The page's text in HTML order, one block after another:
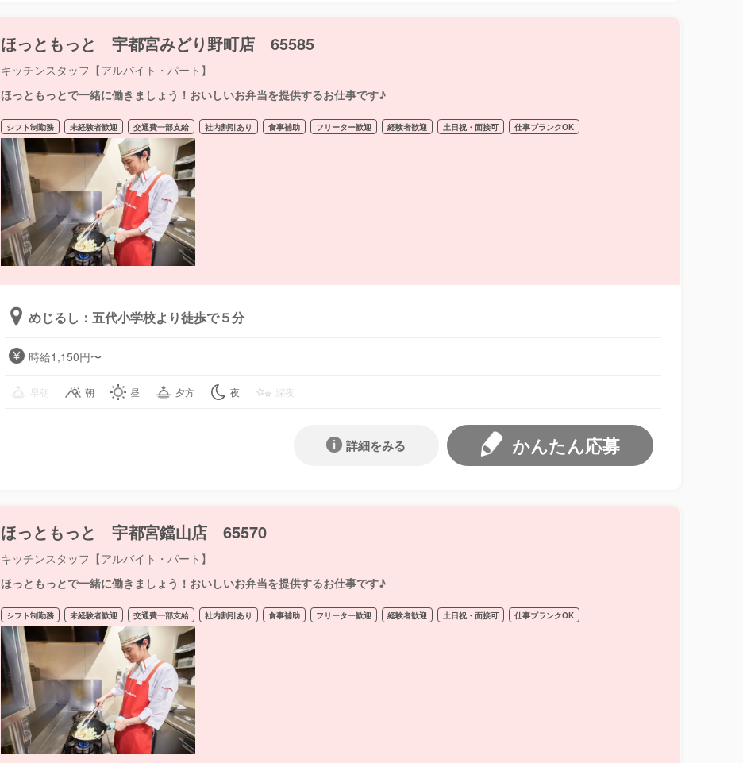
ほっともっと 宇都宮みどり野町店 65585
キッチンスタッフ【アルバイト・パート】
ほっともっとで一緒に働きましょう！おいしいお弁当を提供するお仕事です♪
シフト制勤務 未経験者歓迎 交通費一部支給 社内割引あり 食事補助 フリーター歓迎 経験者歓迎 土日祝・面接可 仕事ブランクOK
めじるし：五代小学校より徒歩で５分
時給1,150円〜
早朝 朝 昼 夕方 夜 深夜
かんたん応募
詳細をみる
ほっともっと 宇都宮鐺山店 65570
キッチンスタッフ【アルバイト・パート】
ほっともっとで一緒に働きましょう！おいしいお弁当を提供するお仕事です♪
シフト制勤務 未経験者歓迎 交通費一部支給 社内割引あり 食事補助 フリーター歓迎 経験者歓迎 土日祝・面接可 仕事ブランクOK